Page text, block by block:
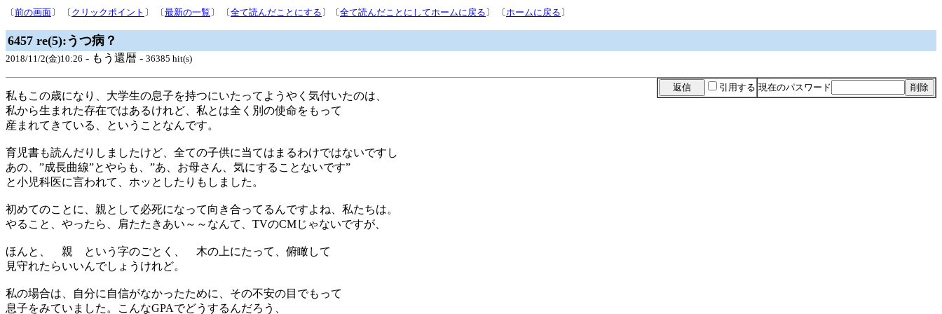
〔前の画面〕 〔 クリックポイント 〕 〔最新の一覧 〕 〔全て読んだことにする 〕〔全て読んだことにしてホームに戻る 〕 〔ホームに戻る 〕
6457 re(5):うつ病？
2018/11/2(金)10:26 - もう還暦 - 36385 hit(s)
引用する 現在のパスワード
私もこの歳になり、大学生の息子を持つにいたってようやく気付いたのは、
私から生まれた存在ではあるけれど、私とは全く別の使命をもって
産まれてきている、ということなんです。
育児書も読んだりしましたけど、全ての子供に当てはまるわけではないですし
あの、”成長曲線”とやらも、”あ、お母さん、気にすることないです”
と小児科医に言われて、ホッとしたりもしました。
初めてのことに、親として必死になって向き合ってるんですよね、私たちは。
やること、やったら、肩たたきあい～～なんて、TVのCMじゃないですが、
ほんと、 親 という字のごとく、 木の上にたって、俯瞰して
見守れたらいいんでしょうけれど。
私の場合は、自分に自信がなかったために、その不安の目でもって
息子をみていました。こんなGPAでどうするんだろう、